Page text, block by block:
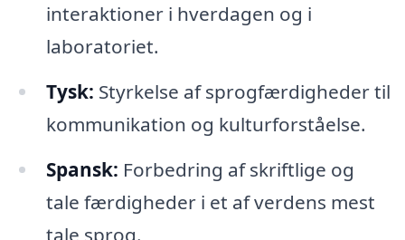
interaktioner i hverdagen og i
laboratoriet.
Tysk: Styrkelse af sprogfærdigheder til
kommunikation og kulturforståelse.
Spansk: Forbedring af skriftlige og
tale færdigheder i et af verdens mest
tale sprog.